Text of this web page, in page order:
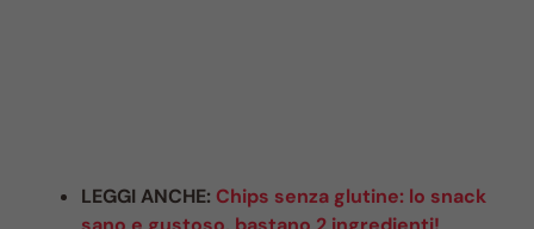
LEGGI ANCHE: Chips senza glutine: lo snack